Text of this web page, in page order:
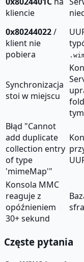
kliencie
0x80244022/
klient nie
pobiera
Synchronizacja
stoi w miejscu
Błąd "Cannot
add duplicate
collection entry
of type
'mimeMap'"
Konsola MMC
reaguje z
opóźnieniem
30+ sekund
Częste pytania